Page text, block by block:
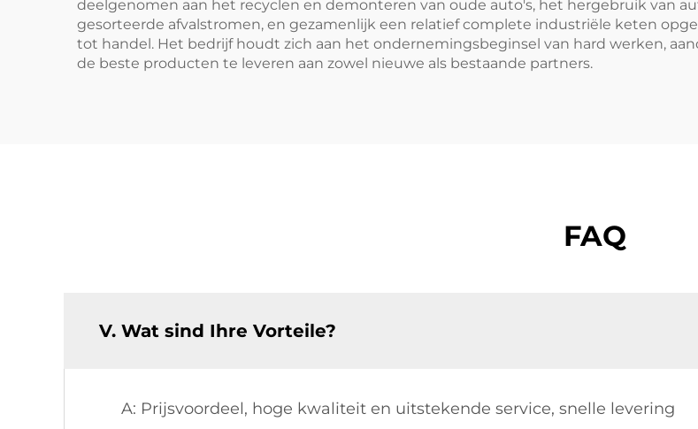
deelgenomen aan het recyclen en demonteren van oude auto's, het hergebruik van
gesorteerde afvalstromen, en gezamenlijk een relatief complete industriële keten
tot handel. Het bedrijf houdt zich aan het ondernemingsbeginsel van hard werken,
de beste producten te leveren aan zowel nieuwe als bestaande partners.
FAQ
V. Wat sind Ihre Vorteile?
A: Prijsvoordeel, hoge kwaliteit en uitstekende service, snelle levering